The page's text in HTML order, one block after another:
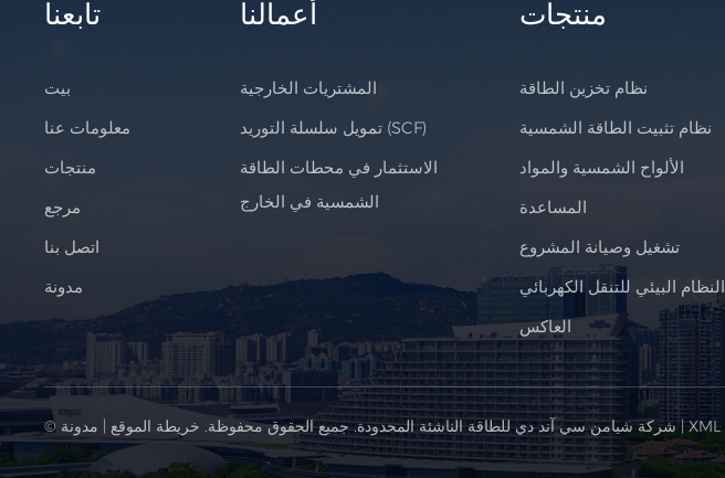
تابعنا
بيت
معلومات عنا
منتجات
مرجع
اتصل بنا
مدونة
أعمالنا
المشتريات الخارجية
تمويل سلسلة التوريد (SCF)
الاستثمار في محطات الطاقة
الشمسية في الخارج
منتجات
نظام تخزين الطاقة
نظام تثبيت الطاقة الشمسية
الألواح الشمسية والمواد
المساعدة
تشغيل وصيانة المشروع
النظام البيئي للتنقل الكهربائي
العاكس
© شركة شيامن سي آند دي للطاقة الناشئة المحدودة. جميع الحقوق محفوظة. خريطة الموقع | مدونة |XML